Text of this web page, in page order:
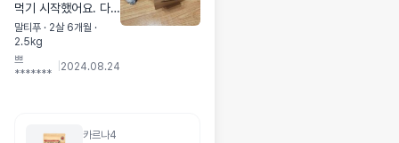
먹기 시작했어요. 다
른 종류들도 구입해봐
야겠습니다.
말티푸 · 2살 6개월 ·
2.5kg
쁘
*******
2024.08.24
카르나4